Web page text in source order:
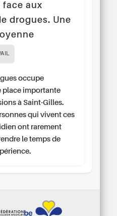
face aux
drogues. Une
occupe
place importante
à Saint-Gilles.
qui vivent ces
ont rarement
le temps de